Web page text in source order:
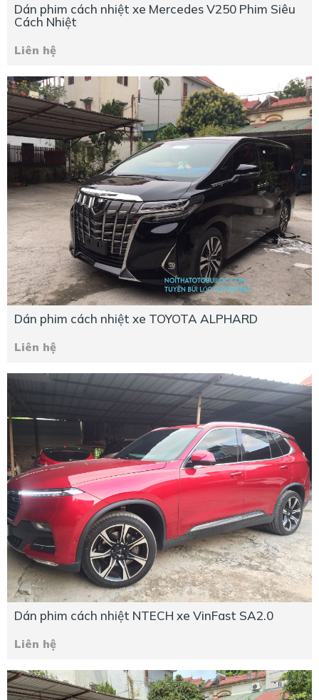
Dán phim cách nhiệt xe Mercedes V250 Phim Siêu
Cách Nhiệt
Liên hệ
Dán phim cách nhiệt xe TOYOTA ALPHARD
Liên hệ
Dán phim cách nhiệt NTECH xe VinFast SA2.0
Liên hệ